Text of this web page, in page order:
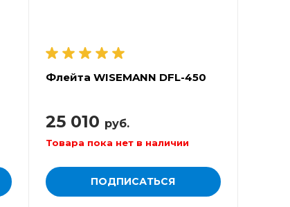
Флейта WISEMANN DFL-450
25 010 руб.
Товара пока нет в наличии
ПОДПИСАТЬСЯ